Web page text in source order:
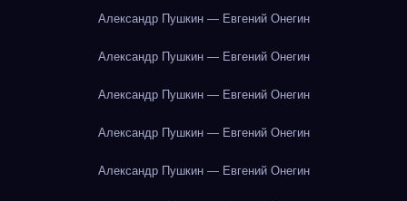
Александр Пушкин — Евгений Онегин
Александр Пушкин — Евгений Онегин
Александр Пушкин — Евгений Онегин
Александр Пушкин — Евгений Онегин
Александр Пушкин — Евгений Онегин